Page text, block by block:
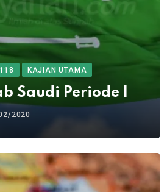
KAJIAN UTAMA
Saudi Periode I
2020